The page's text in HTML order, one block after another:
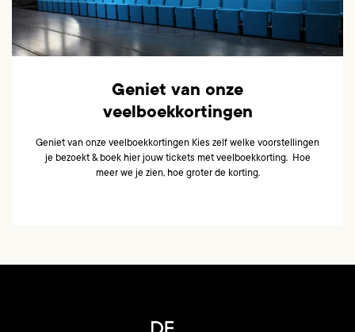
Geniet van onze
veelboekkortingen
Geniet van onze veelboekkortingen Kies zelf welke voorstellingen
je bezoekt & boek hier jouw tickets met veelboekkorting. Hoe
meer we je zien, hoe groter de korting.